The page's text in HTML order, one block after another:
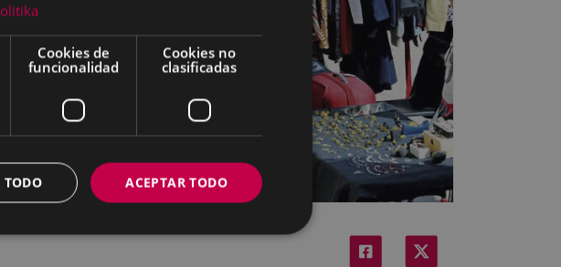
Cookies de
funcionalidad
Cookies no
clasificadas
ACEPTAR TODO
TODO